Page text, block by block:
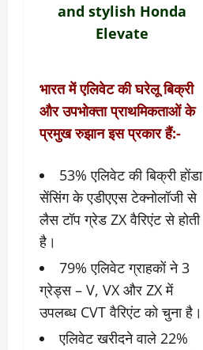
and stylish Honda
Elevate
भारत में एलिवेट की घरेलू बिक्री
और उपभोक्ता प्राथमिकताओं के
प्रमुख रुझान इस प्रकार हैं:-
53% एलिवेट की बिक्री होंडा
सेंसिंग के एडीएएस टेक्‍नोलॉजी से
लैस टॉप ग्रेड ZX वैरिएंट से होती
है।
79% एलिवेट ग्राहकों ने 3
ग्रेड्स – V, VX और ZX में
उपलब्ध CVT वैरिएंट को चुना है।
एलिवेट खरीदने वाले 22%